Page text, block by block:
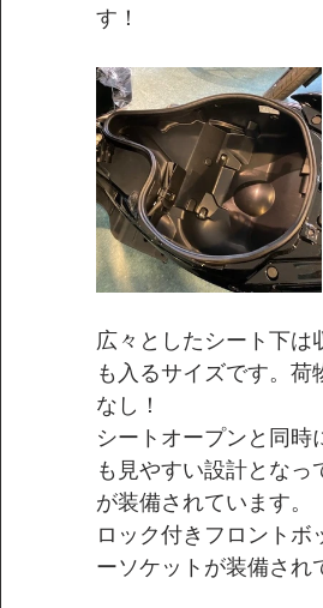
す！
広々としたシート下は
も入るサイズです。
なし！
シートオープンと同
も見やすい設計とな
が装備されています。
ロック付きフロント
ーソケットが装備され